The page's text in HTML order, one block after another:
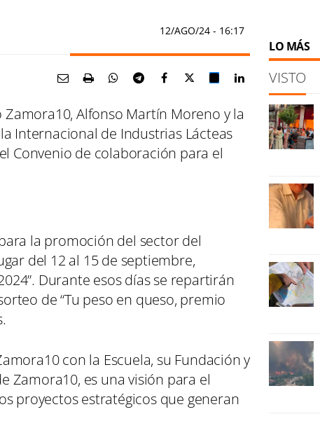
12/AGO/24 - 16:17
Alfonso Martín Moreno y la
Internacional de Industrias Lácteas
Convenio de colaboración para el
la promoción del sector del
del 12 al 15 de septiembre,
Durante esos días se repartirán
de “Tu peso en queso, premio
con la Escuela, su Fundación y
Zamora10, es una visión para el
proyectos estratégicos que generan
LO MÁS
VISTO